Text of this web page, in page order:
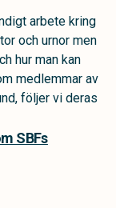
arbete kring
och urnor men
hur man kan
medlemmar av
följer vi deras
SBFs